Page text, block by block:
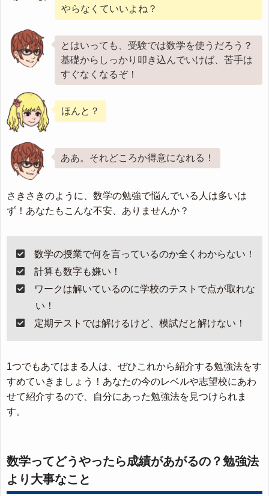
やらなくていいよね？
とはいっても、受験では数学を使うだろう？
基礎からしっかり叩き込んでいけば、苦手は
すぐなくなるぞ！
ほんと？
ああ。それどころか得意になれる！
さきさきのように、数学の勉強で悩んでいる人は多いは
ず！あなたもこんな不安、ありませんか？
数学の授業で何を言っているのか全くわからない！
計算も数字も嫌い！
ワークは解いているのに学校のテストで点が取れな
い！
定期テストでは解けるけど、模試だと解けない！
1つでもあてはまる人は、ぜひこれから紹介する勉強法をす
すめていきましょう！あなたの今のレベルや志望校にあわ
せて紹介するので、自分にあった勉強法を見つけられま
す。
数学ってどうやったら成績があがるの？勉強法
より大事なこと